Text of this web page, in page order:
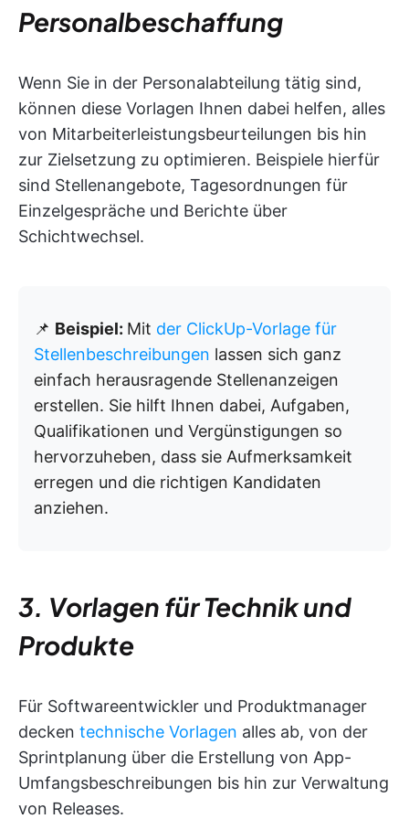
Personalbeschaffung
Wenn Sie in der Personalabteilung tätig sind,
können diese Vorlagen Ihnen dabei helfen, alles
von Mitarbeiterleistungsbeurteilungen bis hin
zur Zielsetzung zu optimieren. Beispiele hierfür
sind Stellenangebote, Tagesordnungen für
Einzelgespräche und Berichte über
Schichtwechsel.
📌 Beispiel: Mit der ClickUp-Vorlage für
Stellenbeschreibungen lassen sich ganz
einfach herausragende Stellenanzeigen
erstellen. Sie hilft Ihnen dabei, Aufgaben,
Qualifikationen und Vergünstigungen so
hervorzuheben, dass sie Aufmerksamkeit
erregen und die richtigen Kandidaten
anziehen.
3. Vorlagen für Technik und
Produkte
Für Softwareentwickler und Produktmanager
decken technische Vorlagen alles ab, von der
Sprintplanung über die Erstellung von App-
Umfangsbeschreibungen bis hin zur Verwaltung
von Releases.